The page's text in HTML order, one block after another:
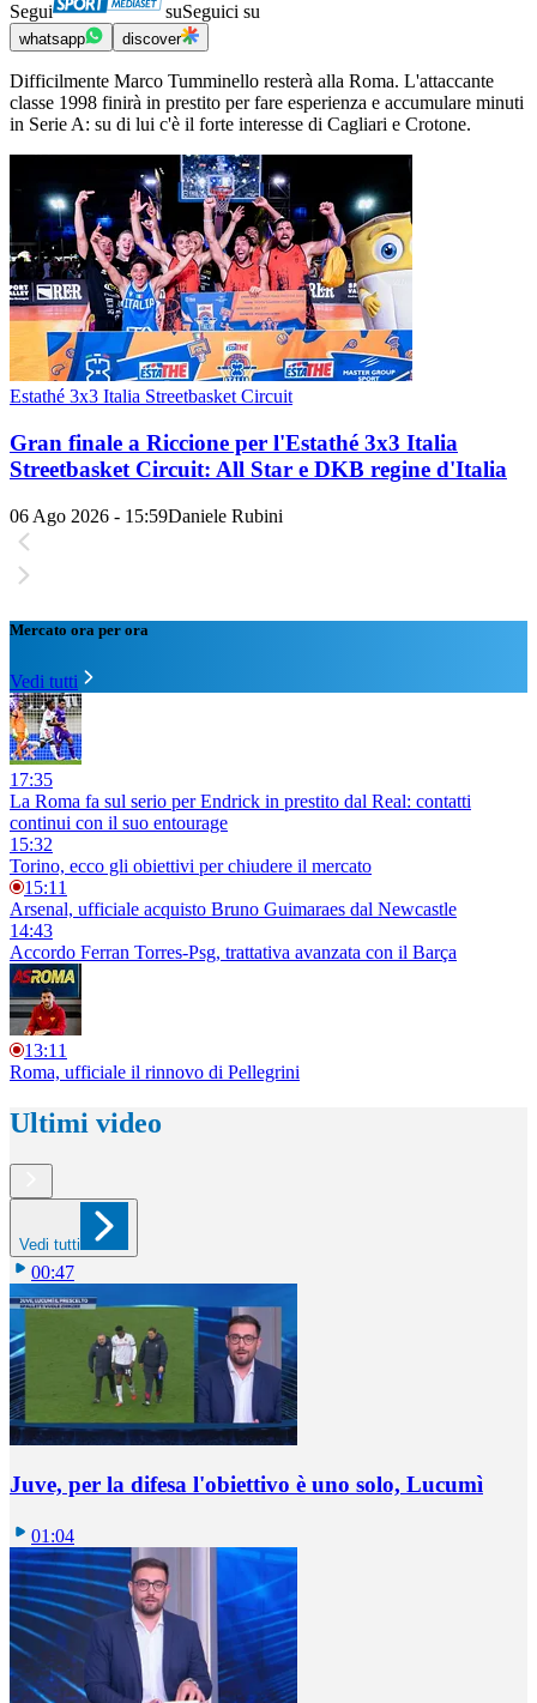
Segui suSeguici su
whatsapp discover
Difficilmente Marco Tumminello resterà alla Roma. L'attaccante
classe 1998 finirà in prestito per fare esperienza e accumulare minuti
in Serie A: su di lui c'è il forte interesse di Cagliari e Crotone.
Estathé 3x3 Italia Streetbasket Circuit
Gran finale a Riccione per l'Estathé 3x3 Italia
Streetbasket Circuit: All Star e DKB regine d'Italia
06 Ago 2026 - 15:59Daniele Rubini
Mercato ora per ora
Vedi tutti
17:35
La Roma fa sul serio per Endrick in prestito dal Real: contatti
continui con il suo entourage
15:32
Torino, ecco gli obiettivi per chiudere il mercato
15:11
Arsenal, ufficiale acquisto Bruno Guimaraes dal Newcastle
14:43
Accordo Ferran Torres-Psg, trattativa avanzata con il Barça
13:11
Roma, ufficiale il rinnovo di Pellegrini
Ultimi video
Vedi tutti
00:47
Juve, per la difesa l'obiettivo è uno solo, Lucumì
01:04